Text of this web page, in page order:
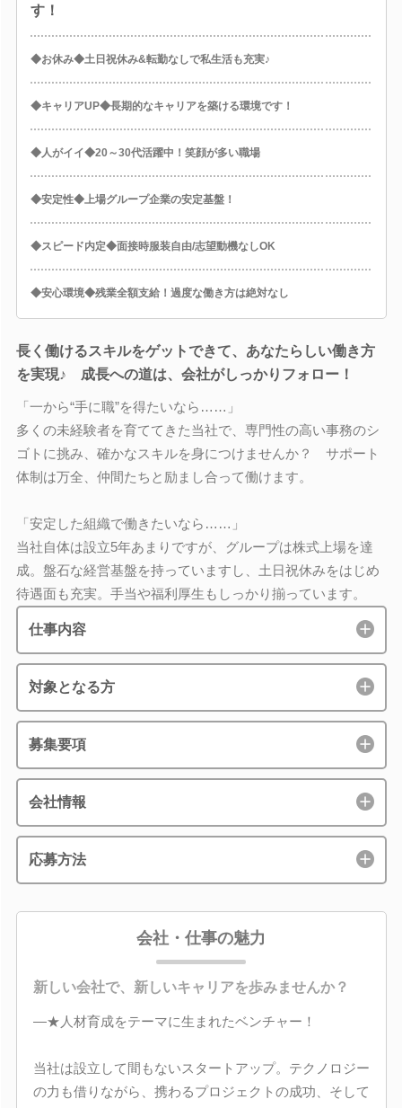
す！
◆お休み◆土日祝休み&転勤なしで私生活も充実♪
◆キャリアUP◆長期的なキャリアを築ける環境です！
◆人がイイ◆20～30代活躍中！笑顔が多い職場
◆安定性◆上場グループ企業の安定基盤！
◆スピード内定◆面接時服装自由/志望動機なしOK
◆安心環境◆残業全額支給！過度な働き方は絶対なし
長く働けるスキルをゲットできて、あなたらしい働き方
を実現♪ 成長への道は、会社がしっかりフォロー！
「一から“手に職”を得たいなら……」
多くの未経験者を育ててきた当社で、専門性の高い事務のシ
ゴトに挑み、確かなスキルを身につけませんか？ サポート
体制は万全、仲間たちと励まし合って働けます。
「安定した組織で働きたいなら……」
当社自体は設立5年あまりですが、グループは株式上場を達
成。盤石な経営基盤を持っていますし、土日祝休みをはじめ
待遇面も充実。手当や福利厚生もしっかり揃っています。
仕事内容
対象となる方
募集要項
会社情報
応募方法
会社・仕事の魅力
新しい会社で、新しいキャリアを歩みませんか？
―★人材育成をテーマに生まれたベンチャー！
当社は設立して間もないスタートアップ。テクノロジー
の力も借りながら、携わるプロジェクトの成功、そして